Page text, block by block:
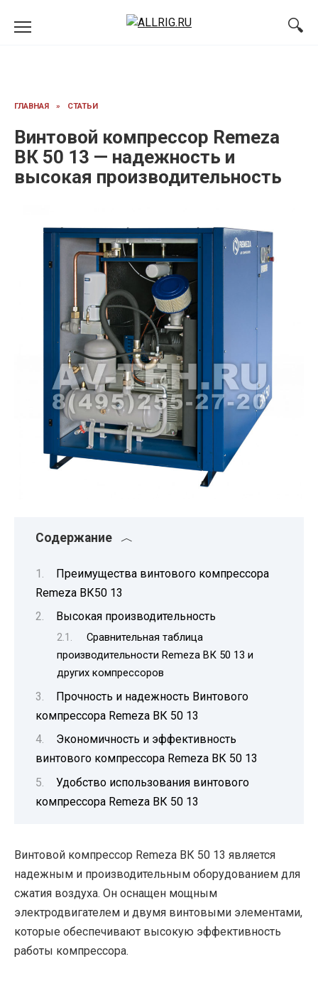
ГЛАВНАЯ » СТАТЬИ
Винтовой компрессор Remeza
ВК 50 13 — надежность и
высокая производительность
Содержание
Преимущества винтового компрессора
Remeza ВК50 13
Высокая производительность
Сравнительная таблица
производительности Remeza ВК 50 13 и
других компрессоров
Прочность и надежность Винтового
компрессора Remeza ВК 50 13
Экономичность и эффективность
винтового компрессора Remeza ВК 50 13
Удобство использования винтового
компрессора Remeza ВК 50 13
Винтовой компрессор Remeza ВК 50 13 является
надежным и производительным оборудованием для
сжатия воздуха. Он оснащен мощным
электродвигателем и двумя винтовыми элементами,
которые обеспечивают высокую эффективность
работы компрессора.